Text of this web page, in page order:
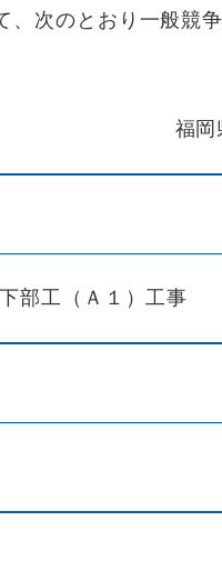
次のとおり一般競争
福
部工（Ａ１）工事